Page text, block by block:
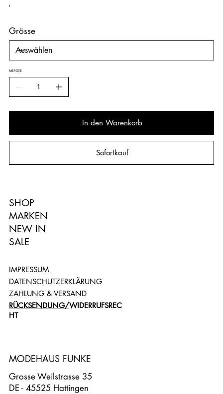
Grösse
MENGE
In den Warenkorb
Sofortkauf
SHOP
MARKEN
NEW IN
SALE
IMPRESSUM
DATENSCHUTZERKLÄRUNG
ZAHLUNG & VERSAND
RÜCKSENDUNG/WIDERRUFSREC
HT
Grosse Weilstrasse 35
DE - 45525 Hattingen
MODEHAUS FUNKE